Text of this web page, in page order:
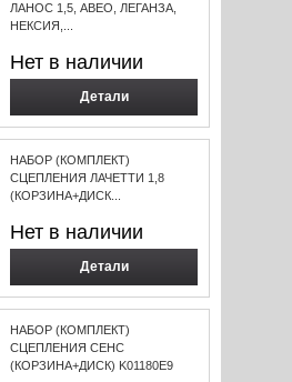
ЛАНОС 1,5, АВЕО, ЛЕГАНЗА,
НЕКСИЯ,...
Нет в наличии
Детали
НАБОР (КОМПЛЕКТ)
СЦЕПЛЕНИЯ ЛАЧЕТТИ 1,8
(КОРЗИНА+ДИСК...
Нет в наличии
Детали
НАБОР (КОМПЛЕКТ)
СЦЕПЛЕНИЯ СЕНС
(КОРЗИНА+ДИСК) K01180E9